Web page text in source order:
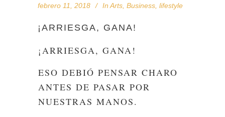
febrero 11, 2018 In Arts, Business, lifestyle
¡ARRIESGA, GANA!
¡ARRIESGA, GANA!
ESO DEBIÓ PENSAR CHARO
ANTES DE PASAR POR
NUESTRAS MANOS.